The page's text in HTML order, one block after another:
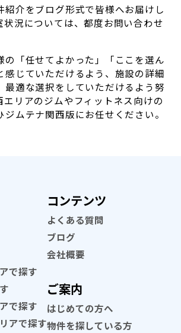
介をブログ形式で皆様へお届けし
状況については、都度お問い合わせ
の「任せてよかった」「ここを選ん
感じていただけるよう、施設の詳細
最適な選択をしていただけるよう努
エリアのジムやフィットネス向けの
ムテナ関西版にお任せください。
で探す
で探す
アで探す
コンテンツ
よくある質問
ブログ
会社概要
ご案内
はじめての方へ
物件を探している方